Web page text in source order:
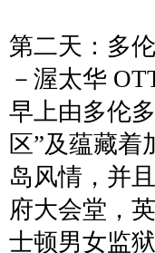
第二天：多
－渥太华
早上由多伦
区”及蕴藏
岛风情，并
府大会堂，
士顿男女监